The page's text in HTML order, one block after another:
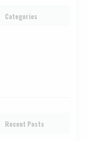
Categories
Recent Posts